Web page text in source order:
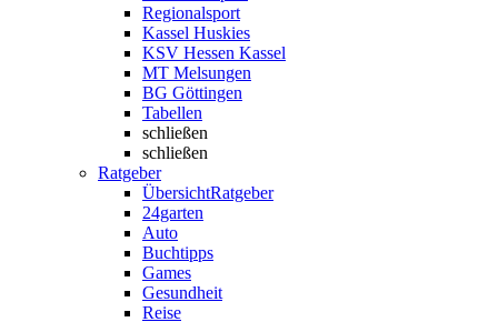
Regionalsport
Kassel Huskies
KSV Hessen Kassel
MT Melsungen
BG Göttingen
Tabellen
schließen
schließen
Ratgeber
ÜbersichtRatgeber
24garten
Auto
Buchtipps
Games
Gesundheit
Reise